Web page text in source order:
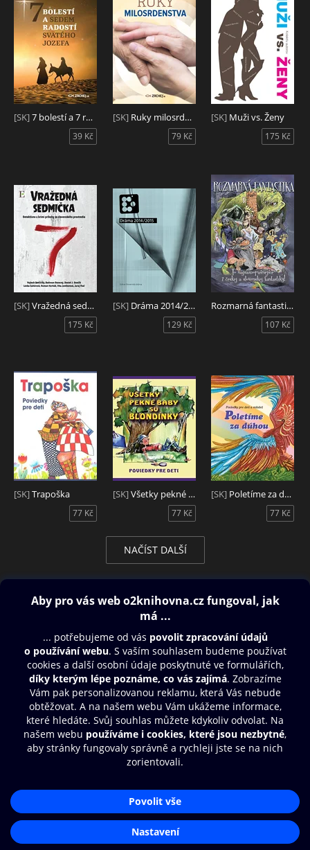
[SK]7 bolestí a 7 radostí svätého Jozefa
39 Kč
[SK]Ruky milosrdenstva
79 Kč
[SK] Muži vs. Ženy
175 Kč
[SK]Vražedná sedmička
175 Kč
[SK]Dráma 2014/2015
129 Kč
Rozmarná fantastika
107 Kč
[SK]Trapoška
77 Kč
[SK]Všetky pekné baby sú blondínky
77 Kč
[SK] Poletíme za dúhou I.
77 Kč
NAČÍST DALŠÍ
Obsah ke stažení
Moje O2 Knihovna
Další zábava
© O2 Czech Republic a.s.
Přístupnost
Zásady zpracování osobních údajůAplikace O2 Knihovna
Čti a poslouchej své e-knihy a
audioknihy rychleji a pohodlněji.